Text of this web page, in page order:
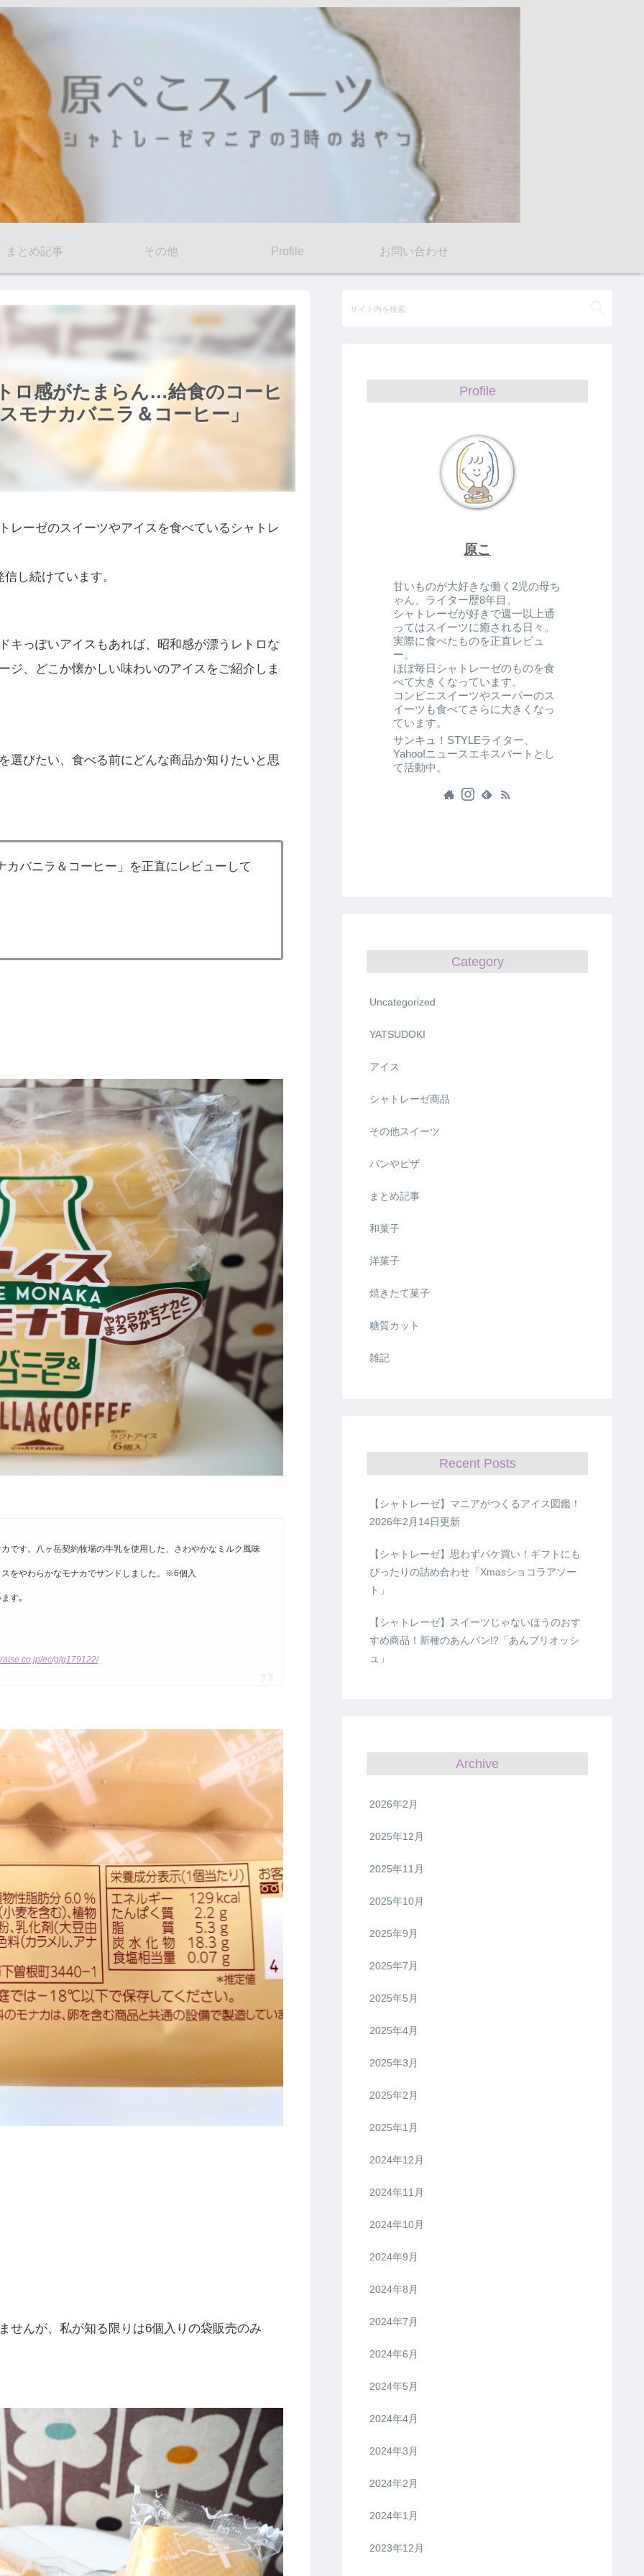
まとめ記事 その他 Profile お問い合わせ
ロ感がたまらん…給食のコーヒ
モナカバニラ＆コーヒー」
レーゼのスイーツやアイスを食べているシャトレ
し続けています。
キっぽいアイスもあれば、昭和感が漂うレトロな
ジ、どこか懐かしい味わいのアイスをご紹介しま
選びたい、食べる前にどんな商品か知りたいと思
バニラ＆コーヒー」を正直にレビューして
です。八ヶ岳契約牧場の牛乳を使用した、さわやかなミルク風味
をやわらかなモナカでサンドしました。※6個入
す｡
ec/g/g179122/
せんが、私が知る限りは6個入りの袋販売のみ
Profile
原こ
甘いものが大好きな働く2児の母ち
ゃん、ライター歴8年目。
シャトレーゼが好きで週一以上通
ってはスイーツに癒される日々。
実際に食べたものを正直レビュ
ー。
ほぼ毎日シャトレーゼのものを食
べて大きくなっています。
コンビニスイーツやスーパーのス
イーツも食べてさらに大きくなっ
ています。
サンキュ！STYLEライター、
Yahoo!ニュースエキスパートとし
て活動中。
Category
Uncategorized
YATSUDOKI
アイス
シャトレーゼ商品
その他スイーツ
パンやピザ
まとめ記事
和菓子
洋菓子
焼きたて菓子
糖質カット
雑記
Recent Posts
【シャトレーゼ】マニアがつくるアイス図鑑！
2026年2月14日更新
【シャトレーゼ】思わずパケ買い！ギフトにも
ぴったりの詰め合わせ「Xmasショコラアソー
ト」
【シャトレーゼ】スイーツじゃないほうのおす
すめ商品！新種のあんパン!?「あんブリオッシ
ュ」
Archive
2026年2月
2025年12月
2025年11月
2025年10月
2025年9月
2025年7月
2025年5月
2025年4月
2025年3月
2025年2月
2025年1月
2024年12月
2024年11月
2024年10月
2024年9月
2024年8月
2024年7月
2024年6月
2024年5月
2024年4月
2024年3月
2024年2月
2024年1月
2023年12月